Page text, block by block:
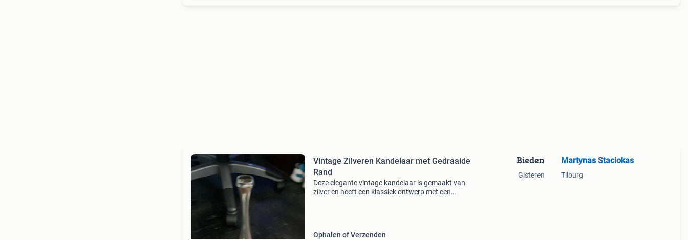
Vintage Zilveren Kandelaar met Gedraaide
Rand
Deze elegante vintage kandelaar is gemaakt van
zilver en heeft een klassiek ontwerp met een
Ophalen of Verzenden
Bieden
Gisteren
Martynas Staciokas
Tilburg